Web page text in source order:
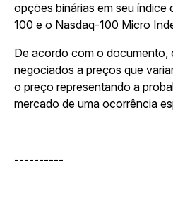
opções binárias em seu índice
100 e o Nasdaq-100 Micro
De acordo com o documento,
negociados a preços que
o preço representando a
mercado de uma ocorrência
----------